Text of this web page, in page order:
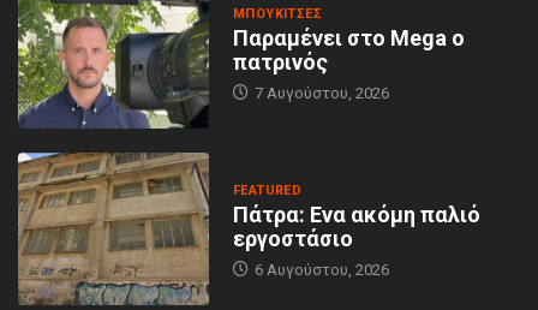
MΠΟΥΚΊΤΣΕΣ
Παραμένει στο Mega ο
πατρινός
7 Αυγούστου, 2026
FEATURED
Πάτρα: Ενα ακόμη παλιό
εργοστάσιο
6 Αυγούστου, 2026